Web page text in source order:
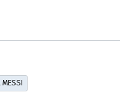
MESSI